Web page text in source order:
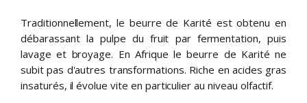
Traditionnellement, le beurre de Karité est obtenu en
débarassant la pulpe du fruit par fermentation, puis
lavage et broyage. En Afrique le beurre de Karité ne
subit pas d'autres transformations. Riche en acides gras
insaturés, il évolue vite en particulier au niveau olfactif.